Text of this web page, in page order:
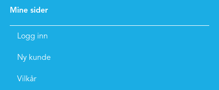
Mine sider
Logg inn
Ny kunde
Vilkår